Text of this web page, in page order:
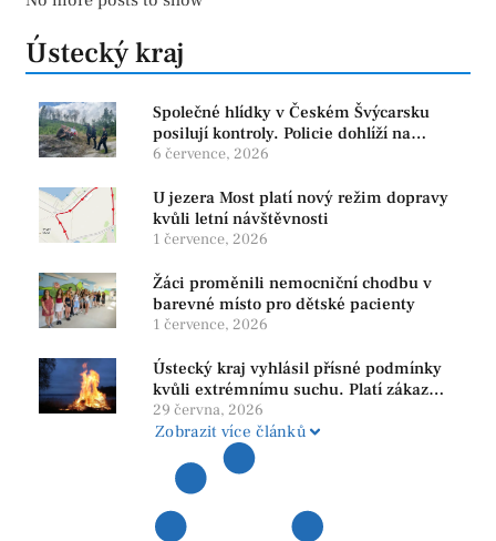
Ústecký kraj
Společné hlídky v Českém Švýcarsku
posilují kontroly. Policie dohlíží na
bezpečnost i ochranu přírody
6 července, 2026
U jezera Most platí nový režim dopravy
kvůli letní návštěvnosti
1 července, 2026
Žáci proměnili nemocniční chodbu v
barevné místo pro dětské pacienty
1 července, 2026
Ústecký kraj vyhlásil přísné podmínky
kvůli extrémnímu suchu. Platí zákaz
ohňů i pyrotechniky
29 června, 2026
Zobrazit více článků